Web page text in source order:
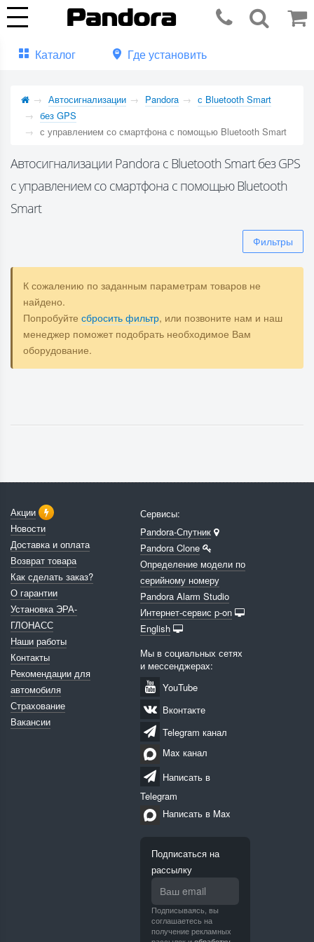
Каталог Где установить
Автосигнализации Pandora
с Bluetooth Smart
без GPS
с управлением со смартфона с помощью Bluetooth Smart
Автосигнализации Pandora с Bluetooth Smart без GPS
с управлением со смартфона с помощью Bluetooth
Smart
Фильтры
К сожалению по заданным параметрам товаров не
найдено.
Попробуйте сбросить фильтр, или позвоните нам и наш
менеджер поможет подобрать необходимое Вам
оборудование.
Акции
Новости
Доставка и оплата
Возврат товара
Как сделать заказ?
О гарантии
Установка ЭРА-
ГЛОНАСС
Наши работы
Контакты
Рекомендации для
автомобиля
Страхование
Вакансии
Сервисы:
Pandora-Спутник
Pandora Clone
Определение модели по
серийному номеру
Pandora Alarm Studio
Интернет-сервис p-on
English
Мы в социальных сетях
и мессенджерах:
YouTube
Вконтакте
Telegram канал
Max канал
Написать в
Telegram
Написать в Max
Подписаться на
рассылку
Подписываясь, вы
соглашаетесь на
получение рекламных